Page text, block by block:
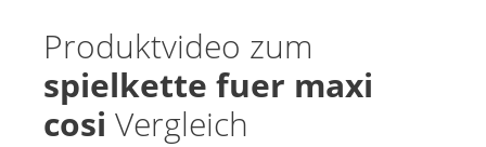
Produktvideo zum
spielkette fuer maxi
cosi Vergleich